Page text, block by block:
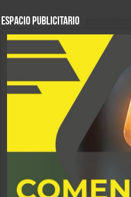
ESPACIO PUBLICITARIO